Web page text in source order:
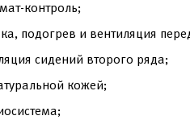
контроль;
подогрев и вентиляция
сидений второго ряда;
кожей;